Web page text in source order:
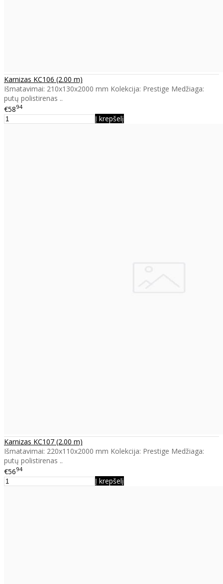
Karnizas KC106 (2.00 m)
Išmatavimai: 210x130x2000 mm Kolekcija: Prestige Medžiaga:
putų polistirenas ..
€5894
Į krepšelį
Karnizas KC107 (2.00 m)
Išmatavimai: 220x110x2000 mm Kolekcija: Prestige Medžiaga:
putų polistirenas ..
€5694
Į krepšelį